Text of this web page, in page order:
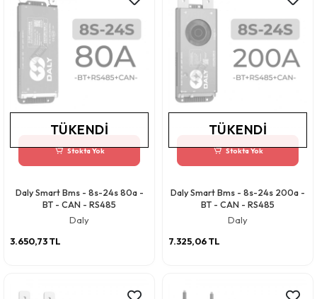
Stokta Yok
TÜKENDI
Daly Smart Bms - 8s-24s 80a -
BT - CAN - RS485
Daly
3.650,73 TL
Stokta Yok
TÜKENDI
Daly Smart Bms - 8s-24s 200a -
BT - CAN - RS485
Daly
7.325,06 TL